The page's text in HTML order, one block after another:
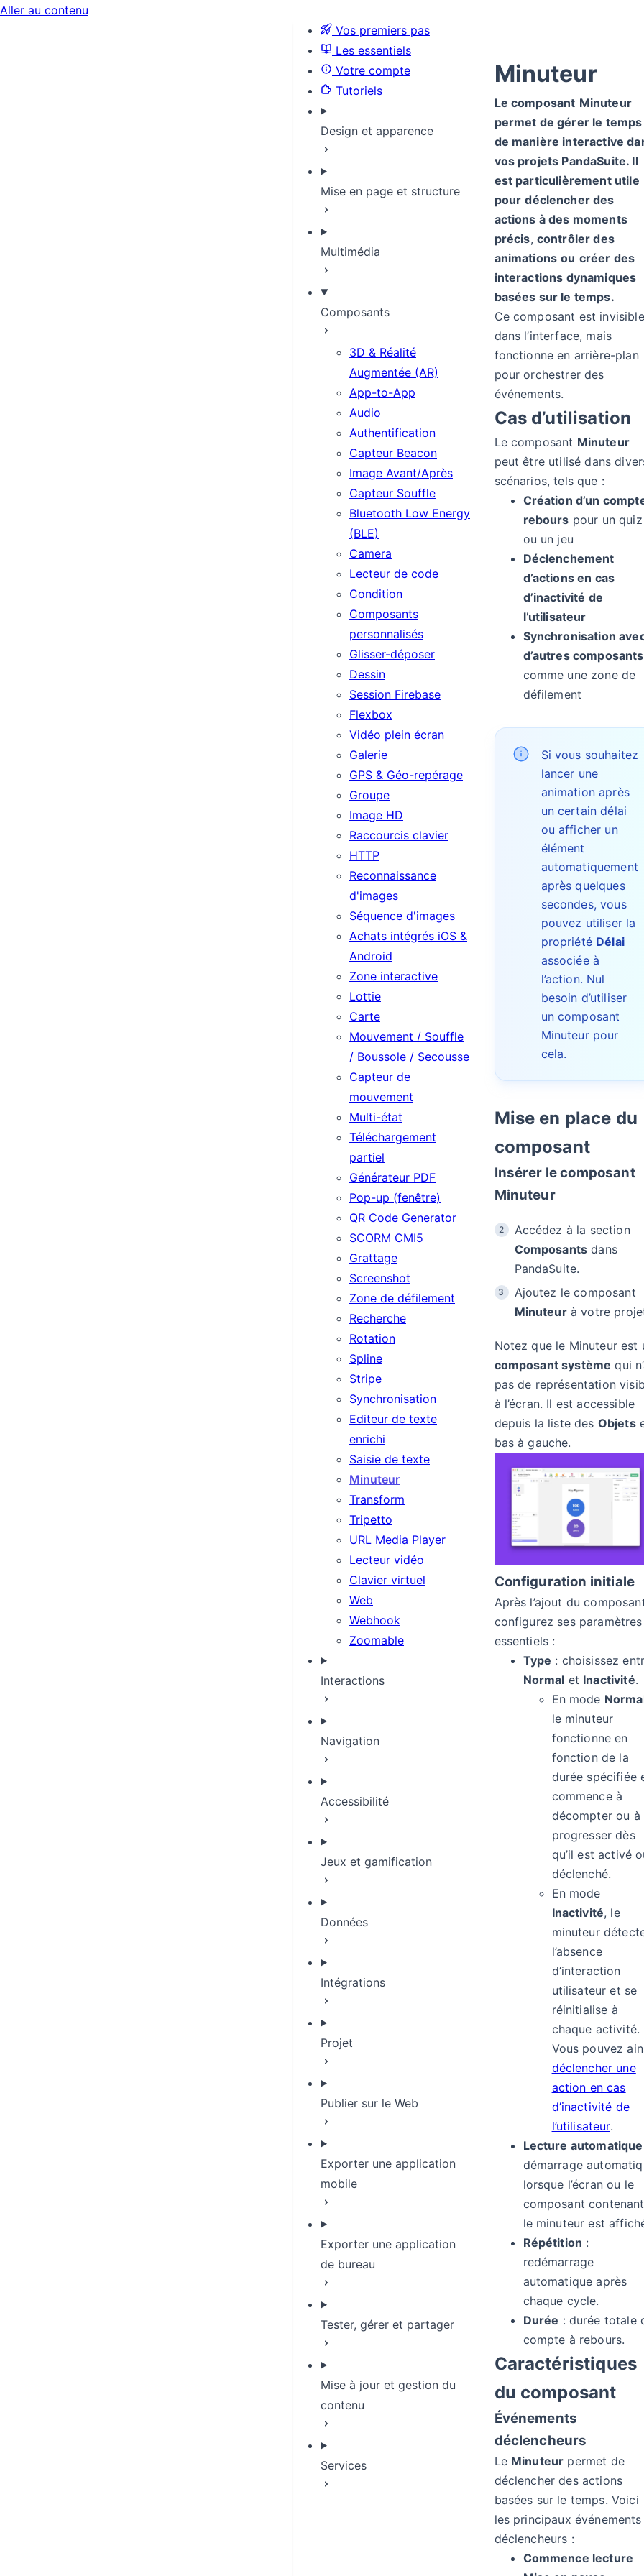
Aller au contenu
Vos premiers pas
Les essentiels
Votre compte
Tutoriels
Design et apparence
Mise en page et structure
Multimédia
Composants
3D & Réalité
Augmentée (AR)
App-to-App
Audio
Authentification
Capteur Beacon
Image Avant/Après
Capteur Souffle
Bluetooth Low Energy
(BLE)
Camera
Lecteur de code
Condition
Composants
personnalisés
Glisser-déposer
Dessin
Session Firebase
Flexbox
Vidéo plein écran
Galerie
GPS & Géo-repérage
Groupe
Image HD
Raccourcis clavier
HTTP
Reconnaissance
d'images
Séquence d'images
Achats intégrés iOS &
Android
Zone interactive
Lottie
Carte
Mouvement / Souffle
/ Boussole / Secousse
Capteur de
mouvement
Multi-état
Téléchargement
partiel
Générateur PDF
Pop-up (fenêtre)
QR Code Generator
SCORM CMI5
Grattage
Screenshot
Zone de défilement
Recherche
Rotation
Spline
Stripe
Synchronisation
Editeur de texte
enrichi
Saisie de texte
Minuteur
Transform
Tripetto
URL Media Player
Lecteur vidéo
Clavier virtuel
Web
Webhook
Zoomable
Interactions
Navigation
Accessibilité
Jeux et gamification
Données
Intégrations
Projet
Publier sur le Web
Exporter une application
mobile
Exporter une application
de bureau
Tester, gérer et partager
Mise à jour et gestion du
contenu
Services
Minuteur
Le composant Minuteur
permet de gérer le temps
de manière interactive
vos projets PandaSuite. Il
est particulièrement utile
pour déclencher des
actions à des moments
précis, contrôler des
animations ou créer des
interactions dynamiques
basées sur le temps.
Ce composant est invisible
dans l’interface, mais
fonctionne en arrière-plan
pour orchestrer des
événements.
Cas d’utilisation
Le composant Minuteur
peut être utilisé dans
scénarios, tels que :
Création d’un
rebours pour un quiz
ou un jeu
Déclenchement
d’actions en cas
d’inactivité de
l’utilisateur
Synchronisation
d’autres composants
comme une zone de
défilement
Si vous souhaitez
lancer une
animation après
un certain délai
ou afficher un
élément
automatiquement
après quelques
secondes, vous
pouvez utiliser la
propriété Délai
associée à
l’action. Nul
besoin d’utiliser
un composant
Minuteur pour
cela.
Mise en place du
composant
Insérer le composant
Minuteur
Accédez à la section
Composants dans
PandaSuite.
Ajoutez le composant
Minuteurà votre
Notez que le Minuteur est
composant système qui
pas de représentation
à l’écran. Il est accessible
depuis la liste des Objets
bas à gauche.
Configuration initiale
Après l’ajout du
configurez ses paramètres
essentiels :
Type : choisissez
Normal et Inactivité.
En mode
le minuteur
fonctionne en
fonction de la
durée spécifiée
commence à
décompter ou à
progresser dès
qu’il est activé
déclenché.
En mode
Inactivité, le
minuteur
l’absence
d’interaction
utilisateur et se
réinitialise à
chaque activité.
Vous pouvez
déclencher une
action en cas
d’inactivité de
l’utilisateur.
Lecture automatique
démarrage
lorsque l’écran ou le
composant contenant
le minuteur est
Répétition :
redémarrage
automatique après
chaque cycle.
Durée : durée totale
compte à rebours.
Caractéristiques
du composant
Événements
déclencheurs
Le Minuteur permet de
déclencher des actions
basées sur le temps. Voici
les principaux événements
déclencheurs :
Commence lecture